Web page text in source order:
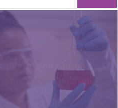
quer abraçar
e inclusão da mulher
mais